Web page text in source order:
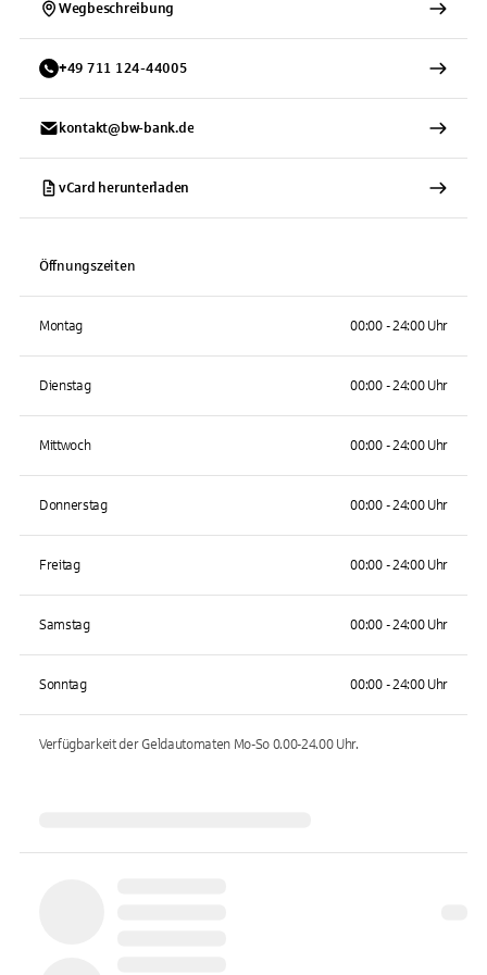
Wegbeschreibung
+49 711 124-44005
kontakt@bw-bank.de
vCard herunterladen
Öffnungszeiten
Montag 00:00 - 24:00 Uhr
Dienstag 00:00 - 24:00 Uhr
Mittwoch 00:00 - 24:00 Uhr
Donnerstag 00:00 - 24:00 Uhr
Freitag 00:00 - 24:00 Uhr
Samstag 00:00 - 24:00 Uhr
Sonntag 00:00 - 24:00 Uhr
Verfügbarkeit der Geldautomaten Mo-So 0.00-24.00Uhr.